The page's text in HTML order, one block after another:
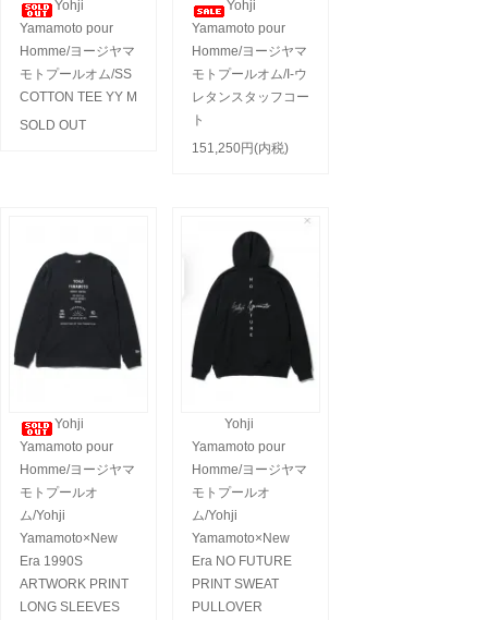
Yohji
Yamamoto pour
Homme/ヨージヤマ
モトプールオム/SS
COTTON TEE YY M
SOLD OUT
Yohji
Yamamoto pour
Homme/ヨージヤマ
モトプールオム/I-ウ
レタンスタッフコー
ト
151,250円(内税)
Yohji
Yamamoto pour
Homme/ヨージヤマ
モトプールオ
ム/Yohji
Yamamoto×New
Era 1990S
ARTWORK PRINT
LONG SLEEVES
Yohji
Yamamoto pour
Homme/ヨージヤマ
モトプールオ
ム/Yohji
Yamamoto×New
Era NO FUTURE
PRINT SWEAT
PULLOVER